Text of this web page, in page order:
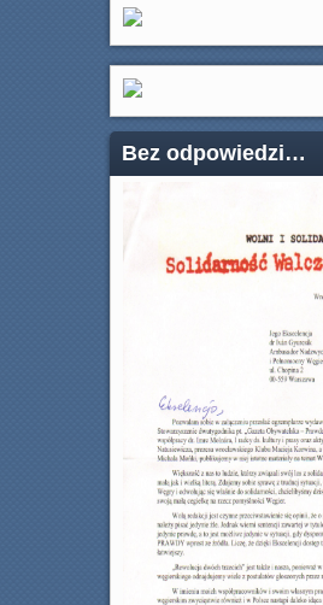
Bez odpowiedzi…